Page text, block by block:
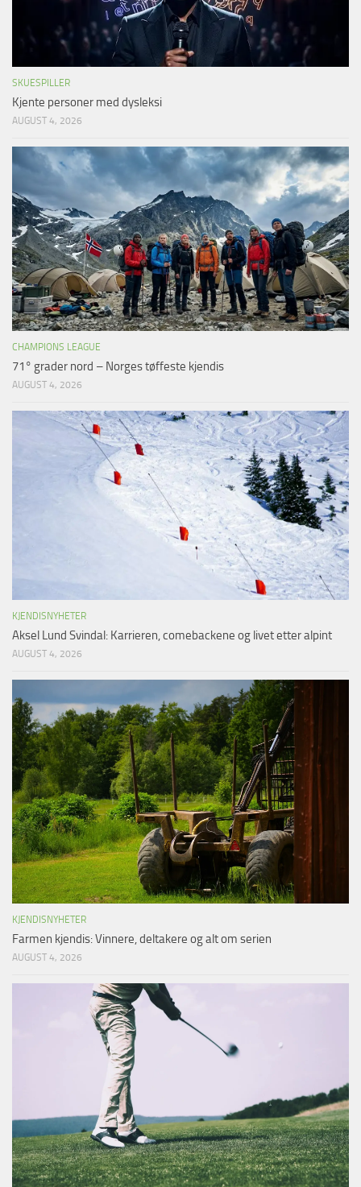
SKUESPILLER
Kjente personer med dysleksi
AUGUST 4, 2026
CHAMPIONS LEAGUE
71° grader nord – Norges tøffeste kjendis
AUGUST 4, 2026
KJENDISNYHETER
Aksel Lund Svindal: Karrieren, comebackene og livet etter alpint
AUGUST 4, 2026
KJENDISNYHETER
Farmen kjendis: Vinnere, deltakere og alt om serien
AUGUST 4, 2026